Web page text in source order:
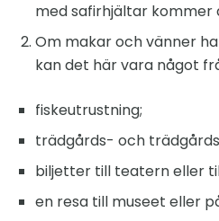
med safirhjältar
Om makar och vänner
kan det här vara något
fiskeutrustning;
trädgårds- och
biljetter till teatern eller
en resa till museet eller